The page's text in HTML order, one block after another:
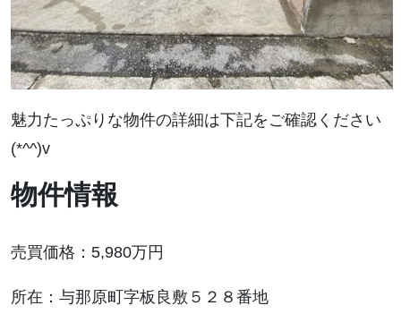
魅力たっぷりな物件の詳細は下記をご確認ください
(*^^)v
物件情報
売買価格：5,980万円
所在：与那原町字板良敷５２８番地